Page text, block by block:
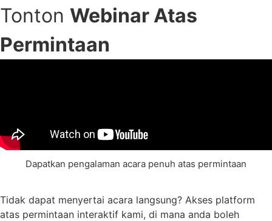
Tonton Webinar Atas
Permintaan
Dapatkan pengalaman acara penuh atas permintaan
Tidak dapat menyertai acara langsung? Akses platform
atas permintaan interaktif kami, di mana anda boleh